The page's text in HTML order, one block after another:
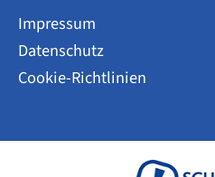
Impressum
Datenschutz
Cookie-Richtlinien